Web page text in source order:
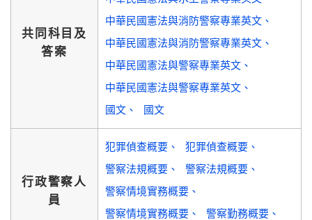
共同科目及
答案
中華民國憲法與消防警察專業英文
中華民國憲法與消防警察專業英文
中華民國憲法與警察專業英文
中華民國憲法與警察專業英文
國文
國文
行政警察人
員
犯罪偵查概要
犯罪偵查概要
警察法規概要
警察法規概要
警察情境實務概要
警察情境實務概要
警察勤務概要